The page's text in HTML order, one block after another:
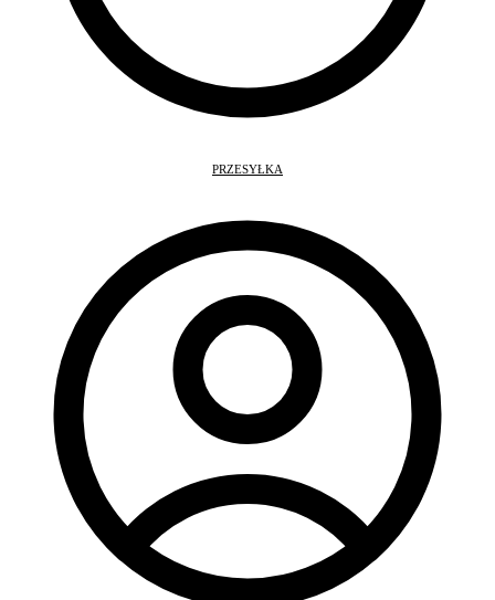
PRZESYŁKA